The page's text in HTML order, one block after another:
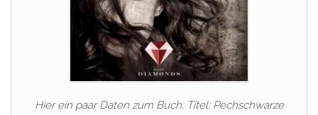
Hier ein paar Daten zum Buch: Titel: Pechschwarze